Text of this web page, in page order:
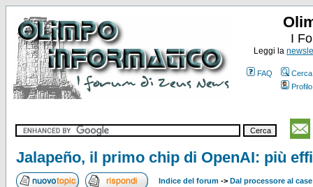
I
Leggi la
FAQ
Cerca
Profilo
Jalapeño, il primo chip di OpenAI: più
Indice del forum -> Dal processore al case